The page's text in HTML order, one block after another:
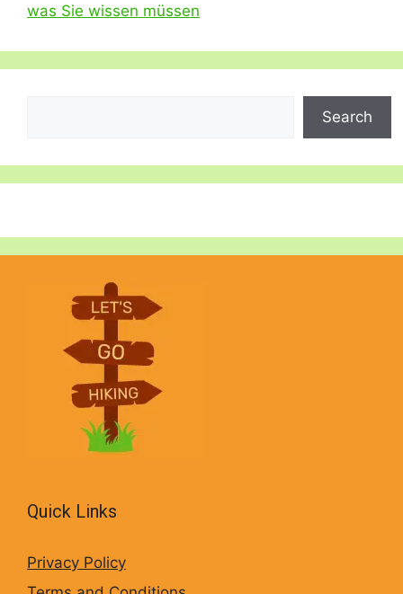
was Sie wissen müssen
Search
Quick Links
Privacy Policy